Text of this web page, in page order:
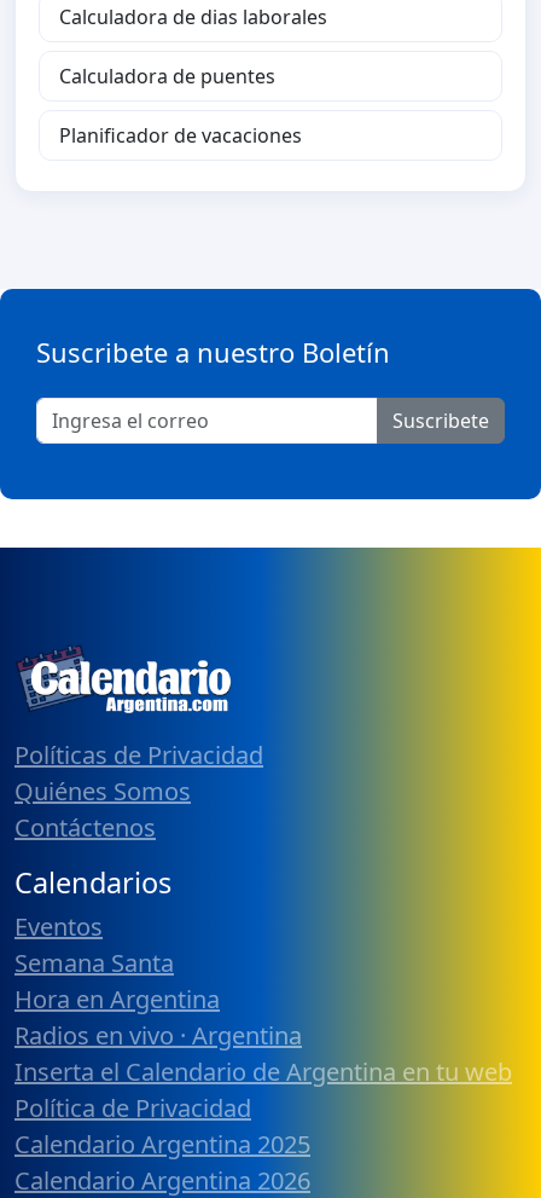
Calculadora de dias laborales
Calculadora de puentes
Planificador de vacaciones
Suscribete a nuestro Boletín
Suscribete
Políticas de Privacidad
Quiénes Somos
Contáctenos
Calendarios
Eventos
Semana Santa
Hora en Argentina
Radios en vivo · Argentina
Inserta el Calendario de Argentina en tu web
Política de Privacidad
Calendario Argentina 2025
Calendario Argentina 2026